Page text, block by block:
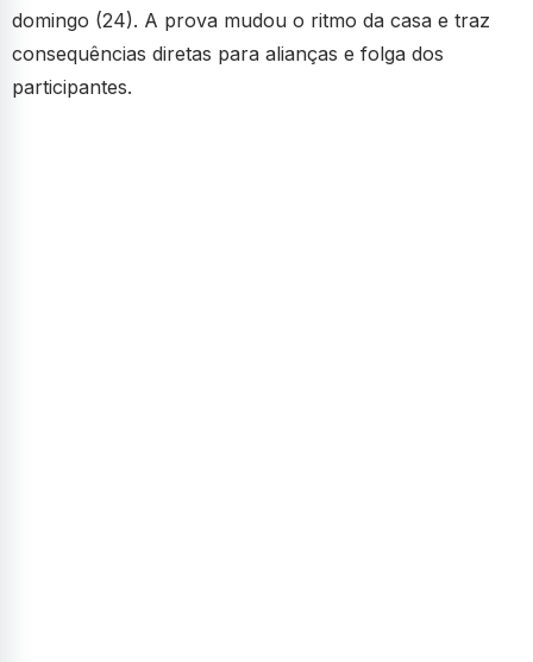
domingo (24). A prova mudou o ritmo da casa e traz
consequências diretas para alianças e folga dos
participantes.